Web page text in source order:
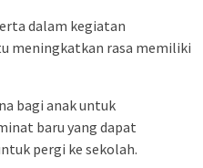
dalam kegiatan
meningkatkan rasa memiliki
bagi anak untuk
baru yang dapat
pergi ke sekolah.